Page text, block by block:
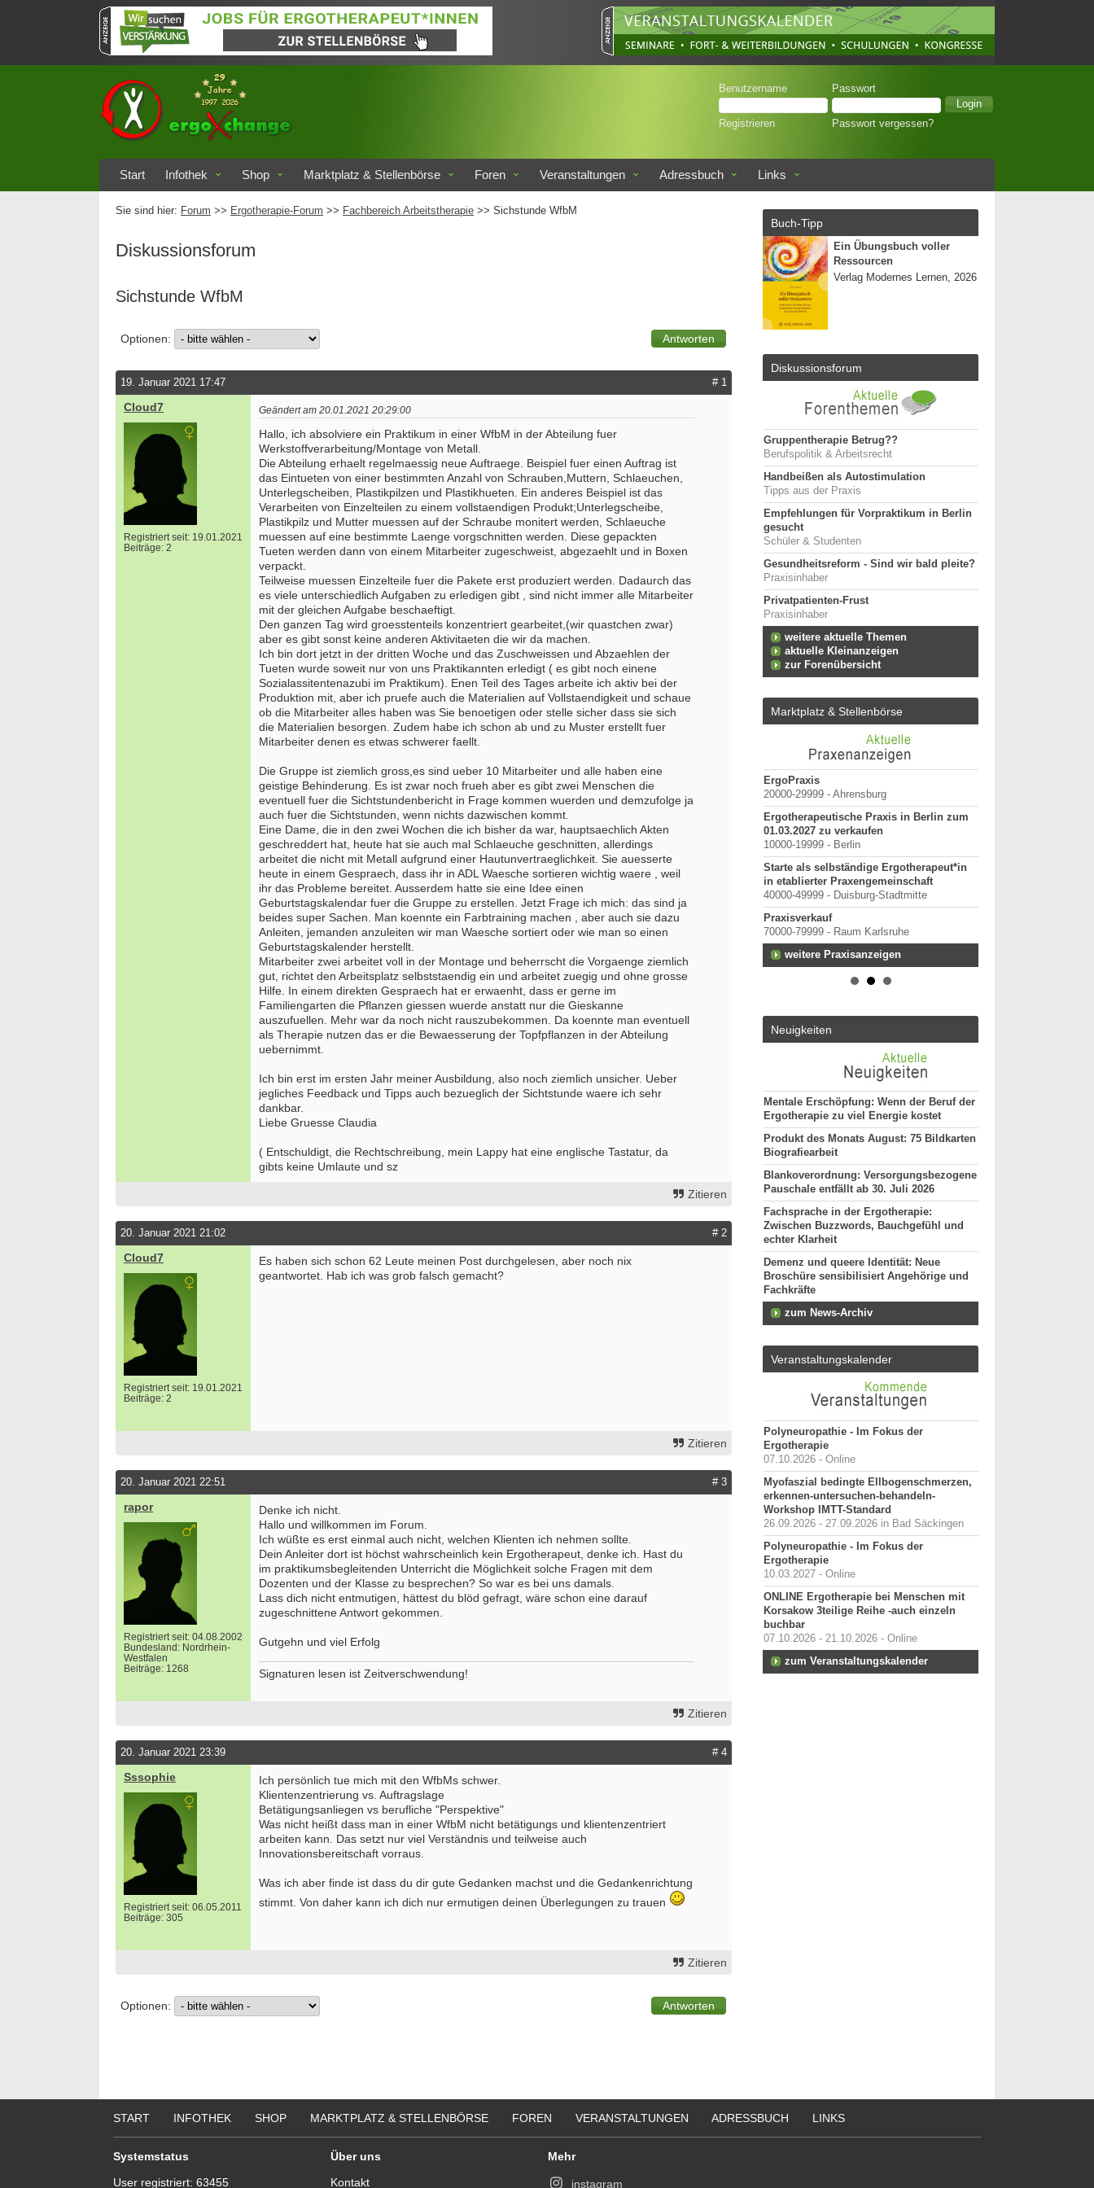
Benutzername Passwort
Registrieren Passwort vergessen?
Start Infothek Shop Marktplatz & Stellenbörse Foren Veranstaltungen Adressbuch Links
Sie sind hier: Forum >> Ergotherapie-Forum >> Fachbereich Arbeitstherapie >> Sichstunde WfbM
Diskussionsforum
Sichstunde WfbM
Optionen:
19. Januar 2021 17:47 # 1
Cloud7
Registriert seit: 19.01.2021
Beiträge: 2
Geändert am 20.01.2021 20:29:00
Hallo, ich absolviere ein Praktikum in einer WfbM in der Abteilung fuer
Werkstoffverarbeitung/Montage von Metall.
Die Abteilung erhaelt regelmaessig neue Auftraege. Beispiel fuer einen Auftrag ist
das Eintueten von einer bestimmten Anzahl von Schrauben,Muttern, Schlaeuchen,
Unterlegscheiben, Plastikpilzen und Plastikhueten. Ein anderes Beispiel ist das
Verarbeiten von Einzelteilen zu einem vollstaendigen Produkt;Unterlegscheibe,
Plastikpilz und Mutter muessen auf der Schraube monitert werden, Schlaeuche
muessen auf eine bestimmte Laenge vorgschnitten werden. Diese gepackten
Tueten werden dann von einem Mitarbeiter zugeschweist, abgezaehlt und in Boxen
verpackt.
Teilweise muessen Einzelteile fuer die Pakete erst produziert werden. Dadaurch das
es viele unterschiedlich Aufgaben zu erledigen gibt , sind nicht immer alle Mitarbeiter
mit der gleichen Aufgabe beschaeftigt.
Den ganzen Tag wird groesstenteils konzentriert gearbeitet,(wir quastchen zwar)
aber es gibt sonst keine anderen Aktivitaeten die wir da machen.
Ich bin dort jetzt in der dritten Woche und das Zuschweissen und Abzaehlen der
Tueten wurde soweit nur von uns Praktikannten erledigt ( es gibt noch einene
Sozialassitentenazubi im Praktikum). Enen Teil des Tages arbeite ich aktiv bei der
Produktion mit, aber ich pruefe auch die Materialien auf Vollstaendigkeit und schaue
ob die Mitarbeiter alles haben was Sie benoetigen oder stelle sicher dass sie sich
die Materialien besorgen. Zudem habe ich schon ab und zu Muster erstellt fuer
Mitarbeiter denen es etwas schwerer faellt.
Die Gruppe ist ziemlich gross,es sind ueber 10 Mitarbeiter und alle haben eine
geistige Behinderung. Es ist zwar noch frueh aber es gibt zwei Menschen die
eventuell fuer die Sichtstundenbericht in Frage kommen wuerden und demzufolge ja
auch fuer die Sichtstunden, wenn nichts dazwischen kommt.
Eine Dame, die in den zwei Wochen die ich bisher da war, hauptsaechlich Akten
geschreddert hat, heute hat sie auch mal Schlaeuche geschnitten, allerdings
arbeitet die nicht mit Metall aufgrund einer Hautunvertraeglichkeit. Sie auesserte
heute in einem Gespraech, dass ihr in ADL Waesche sortieren wichtig waere , weil
ihr das Probleme bereitet. Ausserdem hatte sie eine Idee einen
Geburtstagskalendar fuer die Gruppe zu erstellen. Jetzt Frage ich mich: das sind ja
beides super Sachen. Man koennte ein Farbtraining machen , aber auch sie dazu
Anleiten, jemanden anzuleiten wir man Waesche sortiert oder wie man so einen
Geburtstagskalender herstellt.
Mitarbeiter zwei arbeitet voll in der Montage und beherrscht die Vorgaenge ziemlich
gut, richtet den Arbeitsplatz selbststaendig ein und arbeitet zuegig und ohne grosse
Hilfe. In einem direkten Gespraech hat er erwaenht, dass er gerne im
Familiengarten die Pflanzen giessen wuerde anstatt nur die Gieskanne
auszufuellen. Mehr war da noch nicht rauszubekommen. Da koennte man eventuell
als Therapie nutzen das er die Bewaesserung der Topfpflanzen in der Abteilung
uebernimmt.
Ich bin erst im ersten Jahr meiner Ausbildung, also noch ziemlich unsicher. Ueber
jegliches Feedback und Tipps auch bezueglich der Sichtstunde waere ich sehr
dankbar.
Liebe Gruesse Claudia
( Entschuldigt, die Rechtschreibung, mein Lappy hat eine englische Tastatur, da
gibts keine Umlaute und sz
Zitieren
20. Januar 2021 21:02 # 2
Cloud7
Registriert seit: 19.01.2021
Beiträge: 2
Es haben sich schon 62 Leute meinen Post durchgelesen, aber noch nix
geantwortet. Hab ich was grob falsch gemacht?
Zitieren
20. Januar 2021 22:51 # 3
rapor
Registriert seit: 04.08.2002
Bundesland: Nordrhein-
Westfalen
Beiträge: 1268
Denke ich nicht.
Hallo und willkommen im Forum.
Ich wüßte es erst einmal auch nicht, welchen Klienten ich nehmen sollte.
Dein Anleiter dort ist höchst wahrscheinlich kein Ergotherapeut, denke ich. Hast du
im praktikumsbegleitenden Unterricht die Möglichkeit solche Fragen mit dem
Dozenten und der Klasse zu besprechen? So war es bei uns damals.
Lass dich nicht entmutigen, hättest du blöd gefragt, wäre schon eine darauf
zugeschnittene Antwort gekommen.
Gutgehn und viel Erfolg
Signaturen lesen ist Zeitverschwendung!
Zitieren
20. Januar 2021 23:39 # 4
Sssophie
Registriert seit: 06.05.2011
Beiträge: 305
Ich persönlich tue mich mit den WfbMs schwer.
Klientenzentrierung vs. Auftragslage
Betätigungsanliegen vs berufliche "Perspektive"
Was nicht heißt dass man in einer WfbM nicht betätigungs und klientenzentriert
arbeiten kann. Das setzt nur viel Verständnis und teilweise auch
Innovationsbereitschaft vorraus.
Was ich aber finde ist dass du dir gute Gedanken machst und die Gedankenrichtung
stimmt. Von daher kann ich dich nur ermutigen deinen Überlegungen zu trauen
Zitieren
Optionen:
Buch-Tipp
Ein Übungsbuch voller
Ressourcen
Verlag Modernes Lernen, 2026
Diskussionsforum
Gruppentherapie Betrug??
Berufspolitik & Arbeitsrecht
Handbeißen als Autostimulation
Tipps aus der Praxis
Empfehlungen für Vorpraktikum in Berlin
gesucht
Schüler & Studenten
Gesundheitsreform - Sind wir bald pleite?
Praxisinhaber
Privatpatienten-Frust
Praxisinhaber
weitere aktuelle Themen
aktuelle Kleinanzeigen
zur Forenübersicht
Marktplatz & Stellenbörse
Bewerbung um einen Praktikumsplatz für
September 2026
Berlin/ Mitte
weitere Praktikumsgesuche
Ergotherapeut (m/w/d) in der ambulanten
Versorgung ES 21/2026
Ergotherapeut (m/w/d) Station
Altersmedizin und Neurologie Weyertal
ES 22/2026
50931 - Köln
Ergotherapeut*in (m/w/d) zur Erweiterung
unseres Teams gesucht
74731 - Walldürn
funktionelle Behandlung in Teilzeit oder
Vollzeit
20144 - Hamburg
weitere Stellenangebote
ErgoPraxis
20000-29999 - Ahrensburg
Ergotherapeutische Praxis in Berlin zum
01.03.2027 zu verkaufen
10000-19999 - Berlin
Starte als selbständige Ergotherapeut*in
in etablierter Praxengemeinschaft
40000-49999 - Duisburg-Stadtmitte
Praxisverkauf
70000-79999 - Raum Karlsruhe
weitere Praxisanzeigen
Neuigkeiten
Mentale Erschöpfung: Wenn der Beruf der
Ergotherapie zu viel Energie kostet
Produkt des Monats August: 75 Bildkarten
Biografiearbeit
Blankoverordnung: Versorgungsbezogene
Pauschale entfällt ab 30. Juli 2026
Fachsprache in der Ergotherapie:
Zwischen Buzzwords, Bauchgefühl und
echter Klarheit
Demenz und queere Identität: Neue
Broschüre sensibilisiert Angehörige und
Fachkräfte
zum News-Archiv
Veranstaltungskalender
Polyneuropathie - Im Fokus der
Ergotherapie
07.10.2026 - Online
Myofaszial bedingte Ellbogenschmerzen,
erkennen-untersuchen-behandeln-
Workshop IMTT-Standard
26.09.2026 - 27.09.2026 in Bad Säckingen
Polyneuropathie - Im Fokus der
Ergotherapie
10.03.2027 - Online
ONLINE Ergotherapie bei Menschen mit
Korsakow 3teilige Reihe -auch einzeln
buchbar
07.10.2026 - 21.10.2026 - Online
zum Veranstaltungskalender
START INFOTHEK SHOP MARKTPLATZ & STELLENBÖRSE FOREN VERANSTALTUNGEN ADRESSBUCH LINKS
Systemstatus
User registriert: 63455
Über uns
Kontakt
Mehr
instagram